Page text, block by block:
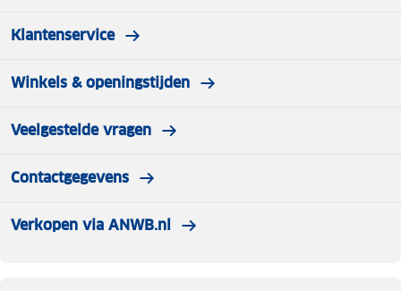
Klantenservice
Winkels & openingstijden
Veelgestelde vragen
Contactgegevens
Verkopen via ANWB.nl